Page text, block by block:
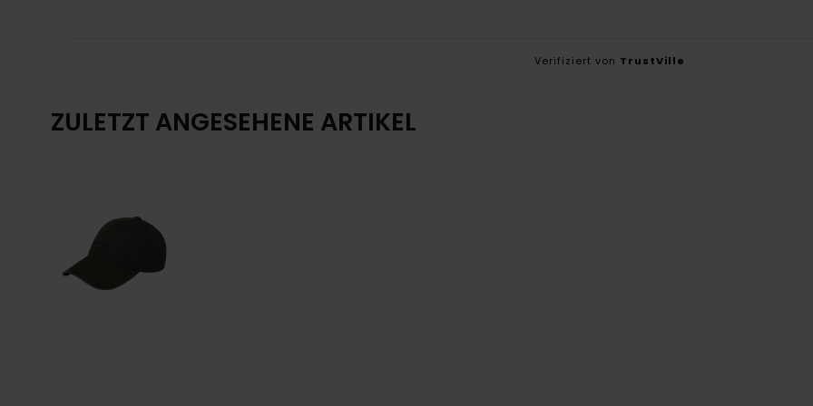
Verifiziert von TrustVille
ZULETZT ANGESEHENE ARTIKEL